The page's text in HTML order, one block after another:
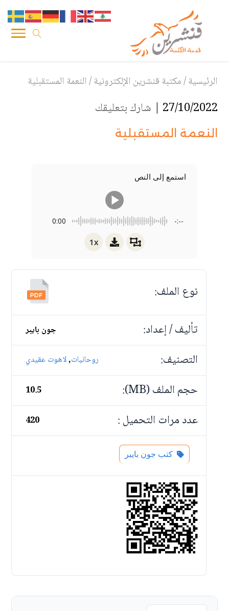
الرئيسية/مكتبة قنشرين الإلكترونية/النعمة المستقبلية
27/10/2022 | شارك بتعليقك
النعمة المستقبلية
استمع إلى النص
0:00 -:--
1x
نوع الملف:
تأليف / إعداد:
جون بايبر
التصنيف: روحانيات,لاهوت عقيدي
حجم الملف (MB): 10.5
عدد مرات التحميل : 420
كتب جون بايبر